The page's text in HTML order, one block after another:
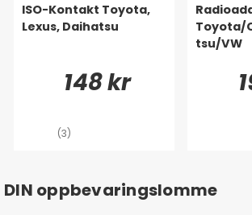
ISO-Kontakt Toyota,
Lexus, Daihatsu
148 kr
(3)
Toyota/
tsu/VW
DIN oppbevaringslomme